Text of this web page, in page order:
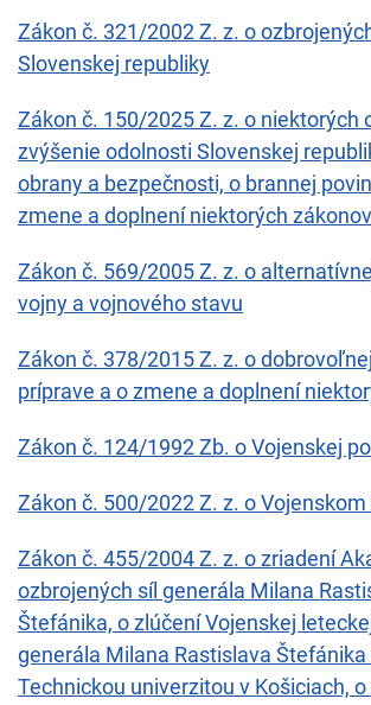
Zákon č. 321/2002 Z. z. o
Slovenskej republiky
Zákon č. 150/2025 Z. z. o niektorých
zvýšenie odolnosti Slovenskej
obrany a bezpečnosti, o brannej
zmene a doplnení niektorých zákonov
Zákon č. 569/2005 Z. z. o
vojny a vojnového stavu
Zákon č. 378/2015 Z. z. o
príprave a o zmene a doplnení
Zákon č. 124/1992 Zb. o Vojenskej
Zákon č. 500/2022 Z. z. o
Zákon č. 455/2004 Z. z. o zriadení
ozbrojených síl generála Milana
Štefánika, o zlúčení Vojenskej
generála Milana Rastislava Štefánika
Technickou univerzitou v Košiciach,